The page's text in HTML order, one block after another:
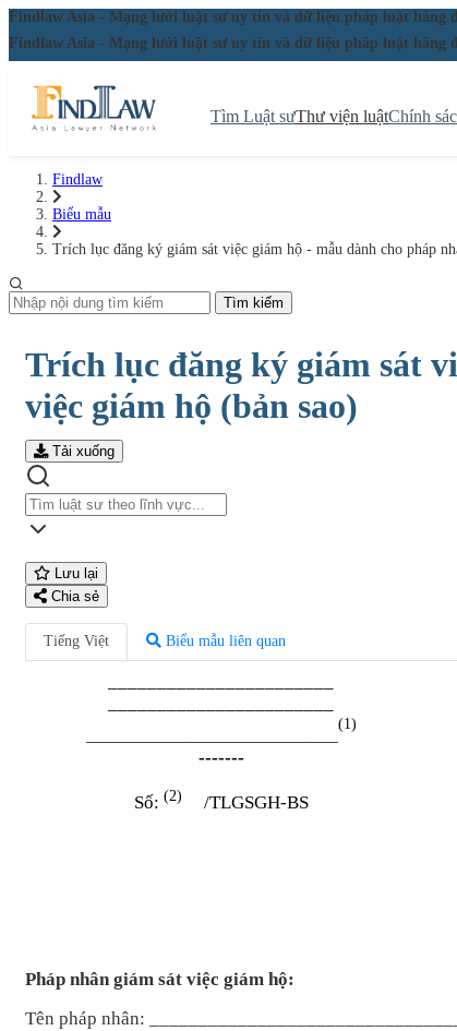
Findlaw Asia - Mạng lưới luật sư uy tín và dữ liệu pháp luật hàng
Findlaw Asia - Mạng lưới luật sư uy tín và dữ liệu pháp luật hàng
Tìm Luật sưThư viện luậtChính
Findlaw
Biểu mẫu
Trích lục đăng ký giám sát việc giám hộ - mẫu dành cho pháp
Tìm kiếm
Trích lục đăng ký giám sát
việc giám hộ (bản sao)
Tải xuống
Lưu lại
Chia sẻ
Tiếng Việt Biểu mẫu liên quan
(1)
-------
Số: (2) /TLGSGH-BS
Pháp nhân giám sát việc giám hộ:
Tên pháp nhân: